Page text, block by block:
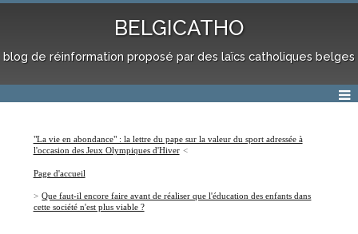
BELGICATHO
blog de réinformation proposé par des laïcs catholiques belges
"La vie en abondance" : la lettre du pape sur la valeur du sport adressée à
l'occasion des Jeux Olympiques d'Hiver
Page d'accueil
Que faut-il encore faire avant de réaliser que l'éducation des enfants dans
cette société n'est plus viable ?